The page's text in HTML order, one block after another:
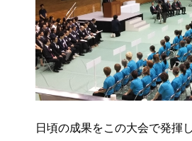
日頃の成果をこの大会で発揮